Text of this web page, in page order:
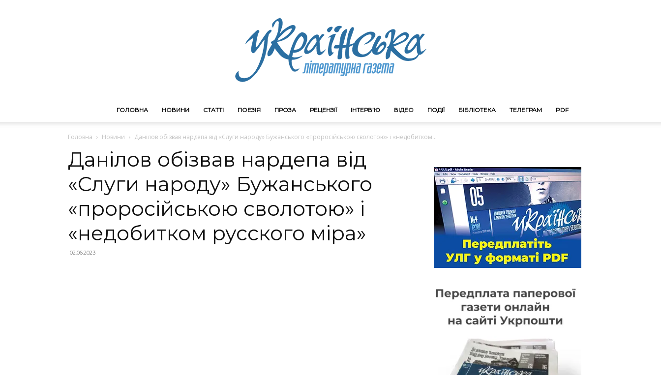
ГОЛОВНА НОВИНИ СТАТТІ ПОЕЗІЯ ПРОЗА РЕЦЕНЗІЇ ІНТЕРВ’Ю ВІДЕО ПОДІЇ БІБЛІОТЕКА ТЕЛЕГРАМ PDF
Головна Новини Данілов обізвав нардепа від «Слуги народу» Бужанського «проросійською сволотою» і «недобитком...
Данілов обізвав нардепа від
«Слуги народу» Бужанського
«проросійською сволотою» і
«недобитком русского міра»
02.06.2023